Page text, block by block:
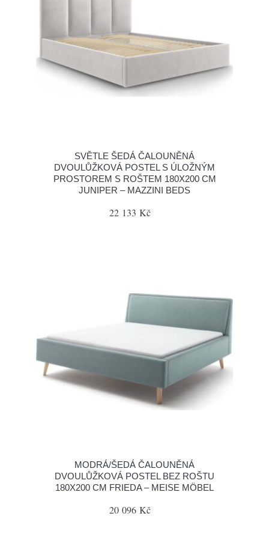
SVĚTLE ŠEDÁ ČALOUNĚNÁ
DVOULŮŽKOVÁ POSTEL S ÚLOŽNÝM
PROSTOREM S ROŠTEM 180X200 CM
JUNIPER – MAZZINI BEDS
22 133 Kč
MODRÁ/ŠEDÁ ČALOUNĚNÁ
DVOULŮŽKOVÁ POSTEL BEZ ROŠTU
180X200 CM FRIEDA – MEISE MÖBEL
20 096 Kč